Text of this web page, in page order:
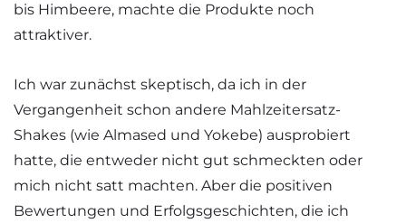
bis Himbeere, machte die Produkte noch
attraktiver.
Ich war zunächst skeptisch, da ich in der
Vergangenheit schon andere Mahlzeitersatz-
Shakes (wie Almased und Yokebe) ausprobiert
hatte, die entweder nicht gut schmeckten oder
mich nicht satt machten. Aber die positiven
Bewertungen und Erfolgsgeschichten, die ich